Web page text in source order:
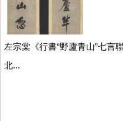
左宗棠《行書“野廬青山”七言
北...